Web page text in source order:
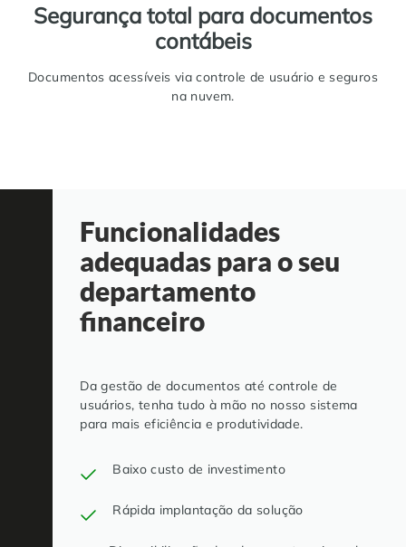
Segurança total para documentos
contábeis
Documentos acessíveis via controle de usuário e seguros
na nuvem.
Funcionalidades
adequadas para o seu
departamento
financeiro
Da gestão de documentos até controle de
usuários, tenha tudo à mão no nosso sistema
para mais eficiência e produtividade.
Baixo custo de investimento
Rápida implantação da solução